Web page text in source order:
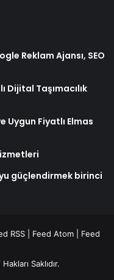
Reklam Ajansı, SEO
Dijital Taşımacılık
Uygun Fiyatlı Elmas
güçlendirmek birinci
RSS Feed Atom
Feed
Saklıdır.